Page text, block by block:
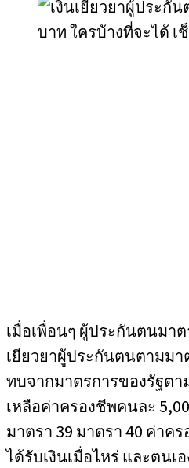
เมื่อเพื่อนๆ ผู้ประกันตนมา
เยียวยาผู้ประกันตนตามมา
ทบจากมาตรการของรัฐต
เหลือค่าครองชีพคนละ
มาตรา 39 มาตรา 40 ค่าค
ได้รับเงินเมื่อไหร่ และตนเ